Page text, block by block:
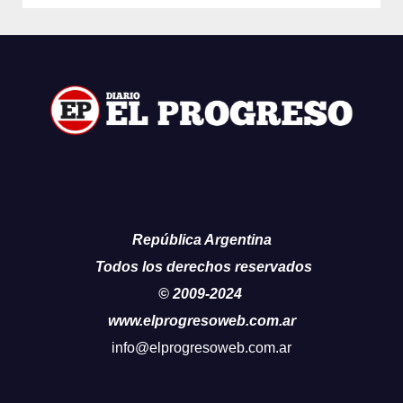
República Argentina
Todos los derechos reservados
© 2009-2024
www.elprogresoweb.com.ar
info@elprogresoweb.com.ar